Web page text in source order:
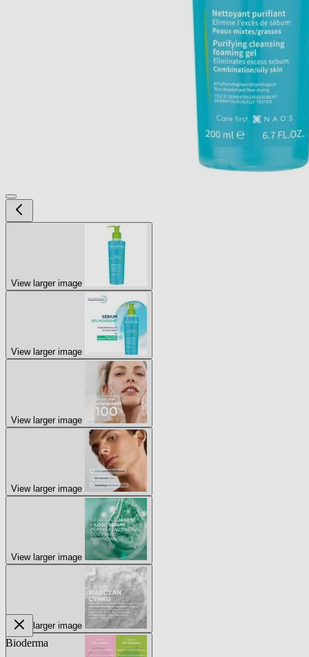
View larger image
View larger image
View larger image
View larger image
View larger image
View larger image
Bioderma